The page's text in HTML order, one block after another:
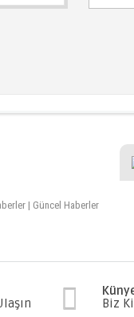
| Güncel Haberler
Biz